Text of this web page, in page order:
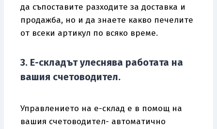
да съпоставите разходите за доставка и
продажба, но и да знаете какво печелите
от всеки артикул по всяко време.
3. Е-складът улеснява работата на
вашия счетоводител.
Управлението на е-склад е в помощ на
вашия счетоводител- автоматично